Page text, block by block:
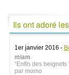
Ils ont adoré
1er janvier 2016 -
miam
“Enfin des
par momo